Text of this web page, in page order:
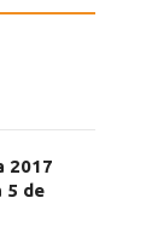
2017
5 de